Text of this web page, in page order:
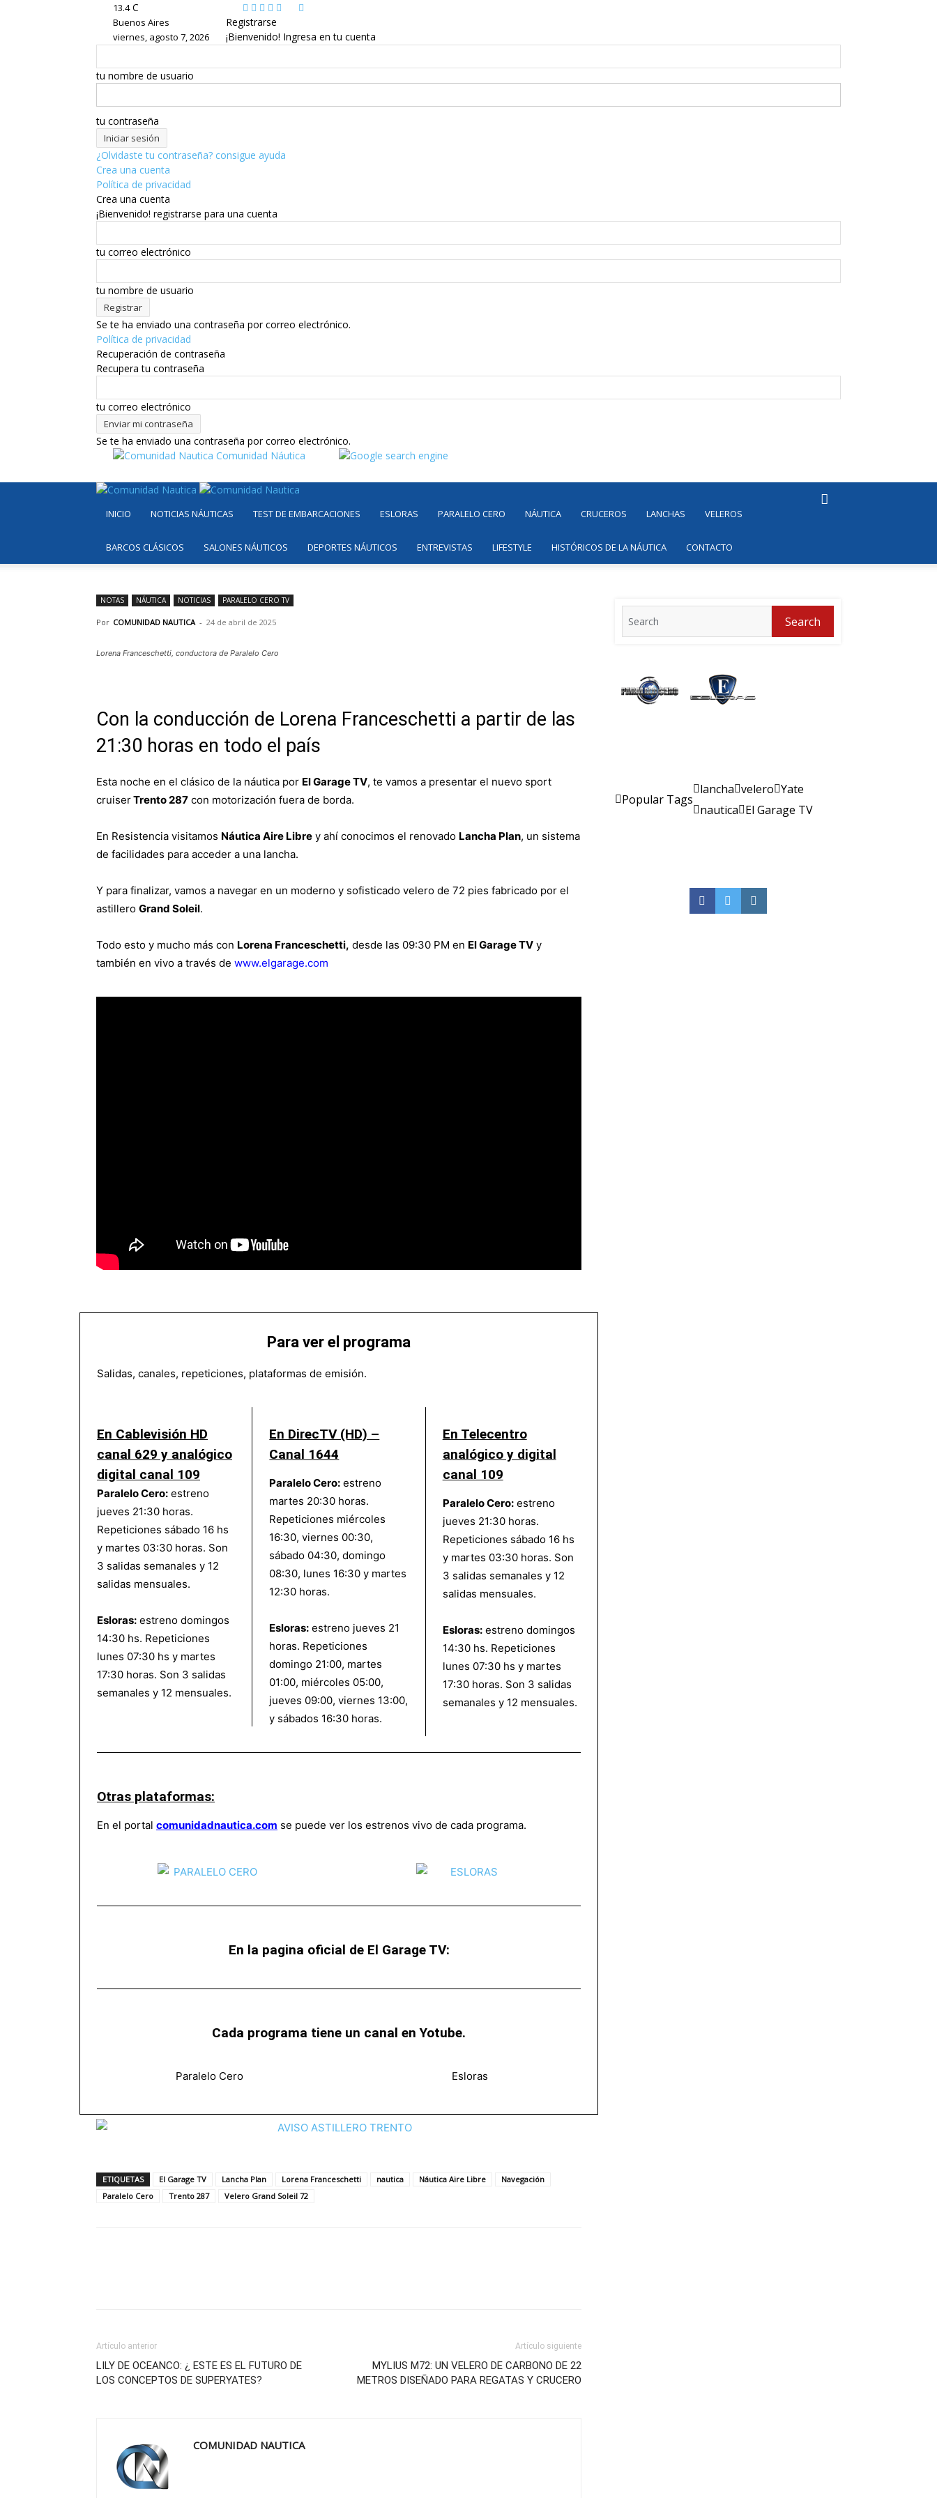
13.4 C
Buenos Aires
viernes, agosto 7, 2026
Registrarse
¡Bienvenido! Ingresa en tu cuenta
tu nombre de usuario
tu contraseña
¿Olvidaste tu contraseña? consigue ayuda
Crea una cuenta
Política de privacidad
Crea una cuenta
¡Bienvenido! registrarse para una cuenta
tu correo electrónico
tu nombre de usuario
Se te ha enviado una contraseña por correo electrónico.
Política de privacidad
Recuperación de contraseña
Recupera tu contraseña
tu correo electrónico
Se te ha enviado una contraseña por correo electrónico.
Comunidad Náutica
INICIO NOTICIAS NÁUTICAS TEST DE EMBARCACIONES ESLORAS PARALELO CERO NÁUTICA CRUCEROS LANCHAS VELEROS
BARCOS CLÁSICOS SALONES NÁUTICOS DEPORTES NÁUTICOS ENTREVISTAS LIFESTYLE HISTÓRICOS DE LA NÁUTICA CONTACTO
NOTAS NÁUTICA NOTICIAS PARALELO CERO TV
Por COMUNIDAD NAUTICA - 24 de abril de 2025
Lorena Franceschetti, conductora de Paralelo Cero
Con la conducción de Lorena Franceschetti a partir de las
21:30 horas en todo el país
Esta noche en el clásico de la náutica por El Garage TV, te vamos a presentar el nuevo sport
cruiserTrento 287 con motorización fuera de borda.
En Resistencia visitamos Náutica Aire Libre y ahí conocimos el renovado Lancha Plan, un sistema
de facilidades para acceder a una lancha.
Y para finalizar, vamos a navegar en un moderno y sofisticado velero de 72 pies fabricado por el
astillero Grand Soleil.
Todo esto y mucho más con Lorena Franceschetti, desde las 09:30 PM en El Garage TV y
también en vivo a través de www.elgarage.com
Para ver el programa
Salidas, canales, repeticiones, plataformas de emisión.
En Cablevisión HD
canal 629 y analógico
digital canal 109
Paralelo Cero: estreno
jueves 21:30 horas.
Repeticiones sábado 16 hs
y martes 03:30 horas. Son
3 salidas semanales y 12
salidas mensuales.
Esloras: estreno domingos
14:30 hs. Repeticiones
lunes 07:30 hs y martes
17:30 horas. Son 3 salidas
semanales y 12 mensuales.
En DirecTV (HD) –
Canal 1644
Paralelo Cero: estreno
martes 20:30 horas.
Repeticiones miércoles
16:30, viernes 00:30,
sábado 04:30, domingo
08:30, lunes 16:30 y martes
12:30 horas.
Esloras: estreno jueves 21
horas. Repeticiones
domingo 21:00, martes
01:00, miércoles 05:00,
jueves 09:00, viernes 13:00,
y sábados 16:30 horas.
En Telecentro
analógico y digital
canal 109
Paralelo Cero:estreno
jueves 21:30 horas.
Repeticiones sábado 16 hs
y martes 03:30 horas. Son
3 salidas semanales y 12
salidas mensuales.
Esloras:estreno domingos
14:30 hs. Repeticiones
lunes 07:30 hs y martes
17:30 horas. Son 3 salidas
semanales y 12 mensuales.
Otras plataformas:
En el portal comunidadnautica.com se puede ver los estrenos vivo de cada programa.
En la pagina oficial de El Garage TV:
Cada programa tiene un canal en Yotube.
Paralelo Cero Esloras
ETIQUETAS El Garage TV Lancha Plan Lorena Franceschetti nautica Náutica Aire Libre
Navegación
Paralelo Cero
Trento 287 Velero Grand Soleil 72
Artículo anterior
LILY DE OCEANCO: ¿ ESTE ES EL FUTURO DE
LOS CONCEPTOS DE SUPERYATES?
Artículo siguiente
MYLIUS M72: UN VELERO DE CARBONO DE 22
METROS DISEÑADO PARA REGATAS Y CRUCERO
COMUNIDAD NAUTICA
for:
Search
Popular Tags
lancha velero Yate
nautica El Garage TV
Facebook
TwitterInstagram